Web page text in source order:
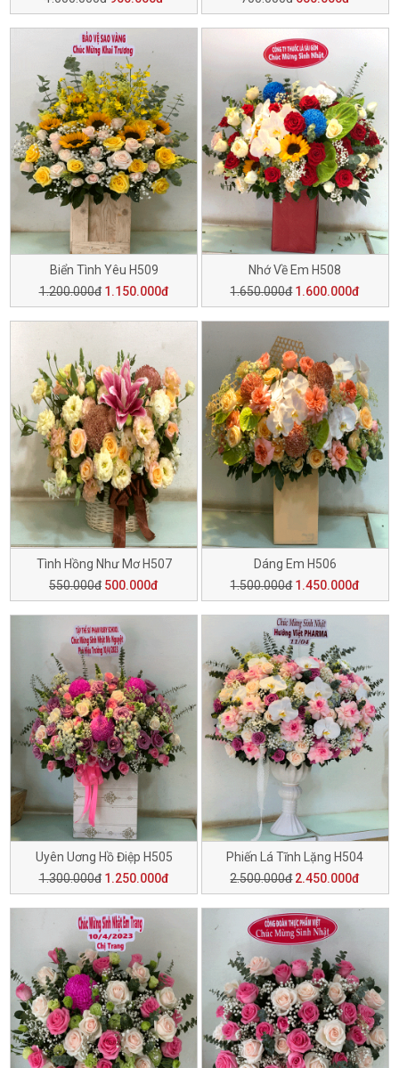
Biển Tình Yêu H509
1.200.000đ 1.150.000đ
Nhớ Về Em H508
1.650.000đ 1.600.000đ
Tình Hồng Như Mơ H507
550.000đ 500.000đ
Dáng Em H506
1.500.000đ 1.450.000đ
Uyên Uơng Hồ Điệp H505
1.300.000đ 1.250.000đ
Phiến Lá Tĩnh Lặng H504
2.500.000đ 2.450.000đ